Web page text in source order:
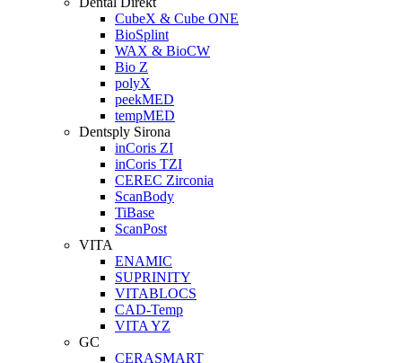
CubeX & Cube ONE
BioSplint
WAX & BioCW
Bio Z
polyX
peekMED
tempMED
Dentsply Sirona
inCoris ZI
inCoris TZI
CEREC Zirconia
ScanBody
TiBase
ScanPost
VITA
ENAMIC
SUPRINITY
VITABLOCS
CAD-Temp
VITA YZ
GC
CERASMART